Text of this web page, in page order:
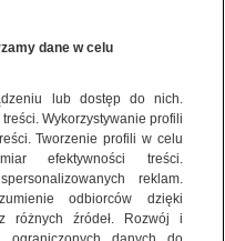
PiS. "Nam, Polakom,
dane w celu
lub dostęp do nich.
Wykorzystywanie profili
Tworzenie profili w celu
efektywności treści.
reklam.
odbiorców dzięki
różnych źródeł. Rozwój i